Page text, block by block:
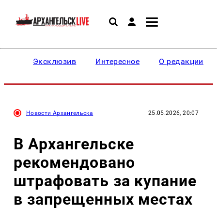
Эксклюзив Интересное О редакции
Новости Архангельска 25.05.2026, 20:07
В Архангельске
рекомендовано
штрафовать за купание
в запрещенных местах